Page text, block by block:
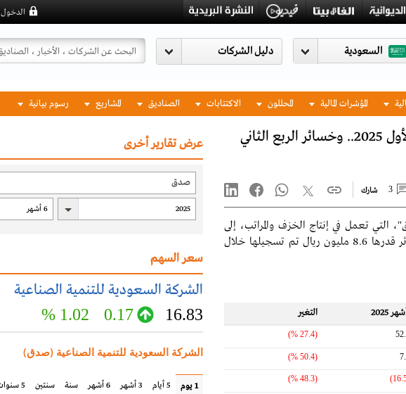
الدخول
السعودية
المؤشرات المالية المحللون الاكتتابات الصناديق المشاريع رسوم بيانية
خسائر صدق 17.7 مليون ريال بنهاية النصف الأول 2025.. وخسائر الربع الثاني
شارك 3
تعمل في إنتاج الخزف والمراتب، إلى
17.7 مليون ريال بنهاية النصف الأول 2025، مقارنة بخسائر قدرها 8.6 مليون ريال تم تسجيلها خلال
التغير‬
(27.4 %)
(50.4 %)
(48.3 %)
عرض تقارير أخرى
سعر السهم
الشركة السعودية للتنمية الصناعية
16.83
0.17
1.02 %
الشركة السعودية للتنمية الصناعية (صدق)
1 يوم 5 أيام 3 أشهر 6 أشهر سنة سنتين 5 سنوات